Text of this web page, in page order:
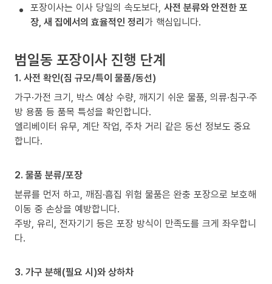
포장이사는 이사 당일의 속도보다, 사전 분류와 안전한 포
장, 새 집에서의 효율적인 정리가 핵심입니다.
범일동 포장이사 진행 단계
1. 사전 확인(짐 규모/특이 물품/동선)
가구·가전 크기, 박스 예상 수량, 깨지기 쉬운 물품, 의류·침구·주
방 용품 등 품목 특성을 확인합니다.
엘리베이터 유무, 계단 작업, 주차 거리 같은 동선 정보도 중요
합니다.
2. 물품 분류/포장
분류를 먼저 하고, 깨짐·흠집 위험 물품은 완충 포장으로 보호해
이동 중 손상을 예방합니다.
주방, 유리, 전자기기 등은 포장 방식이 만족도를 크게 좌우합니
다.
3. 가구 분해(필요 시)와 상하차